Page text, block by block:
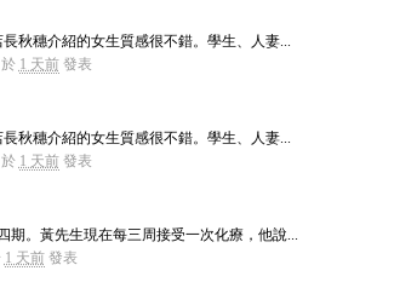
秋穗介紹的女生質感很不錯。學生、人妻...
1 天前發表
秋穗介紹的女生質感很不錯。學生、人妻...
1 天前發表
期。黃先生現在每三周接受一次化療，他說...
1 天前發表